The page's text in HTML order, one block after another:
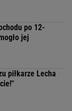
po 12-
jej
piłkarze Lecha